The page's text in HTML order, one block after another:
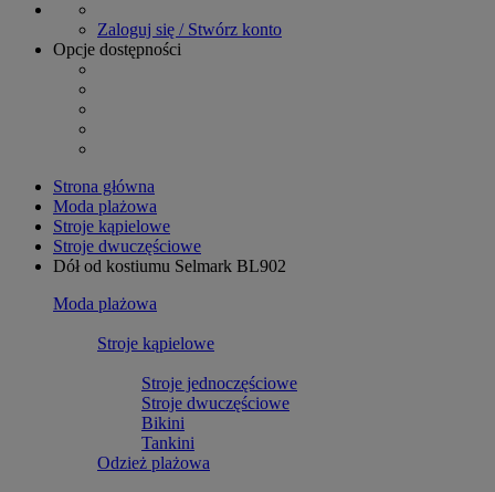
Zaloguj się / Stwórz konto
Opcje dostępności
Strona główna
Moda plażowa
Stroje kąpielowe
Stroje dwuczęściowe
Dół od kostiumu Selmark BL902
Moda plażowa
Stroje kąpielowe
Stroje jednoczęściowe
Stroje dwuczęściowe
Bikini
Tankini
Odzież plażowa